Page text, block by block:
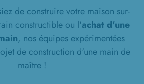
de construire votre maison sur-
constructible ou l'achat d'une
, nos équipes expérimentées
de construction d'une main de
maître !